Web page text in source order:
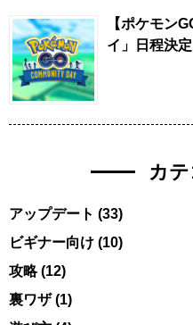
【ポケモン
イ」日程決定
カ
アップデート (33)
ビギナー向け (10)
攻略(12)
裏ワザ(1)